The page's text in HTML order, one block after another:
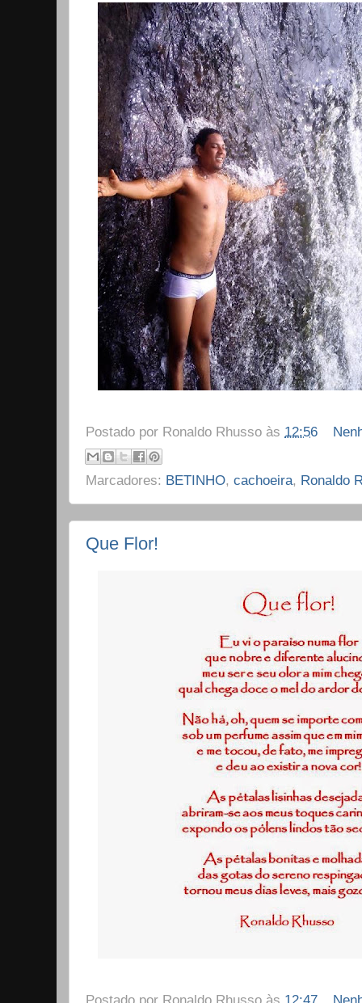
Postado por Ronaldo Rhusso às 12:56
Marcadores: BETINHO, cachoeira, Ronaldo
Que Flor!
Postado por Ronaldo Rhusso às 12:47